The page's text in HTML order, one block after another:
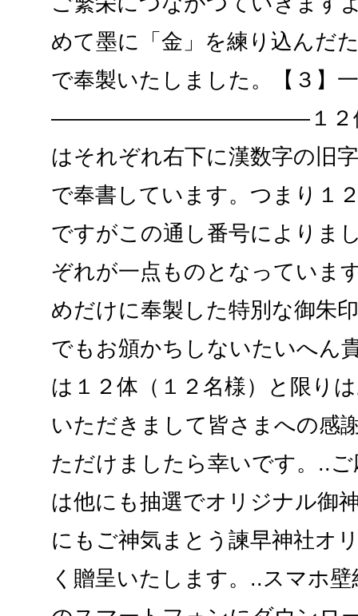
めて墨に「金」を練り込んだ
で奉製いたしました。【３】
――――――――――――１２体
はそれぞれ右下に漢数字の旧
で奉書しています。つまり１
ですがこの通し番号によりま
ぞれが一点ものとなっていま
めだけに奉製した特別な御朱
でもお頒かちしないたいへん
は１２体（１２名様）と限り
いただきまして皆さまへの感
ただけましたら幸いです。..
は他にも抽選でオリジナル御
にもご神気まとう諫早神社オ
く贈呈いたします。..スマホ